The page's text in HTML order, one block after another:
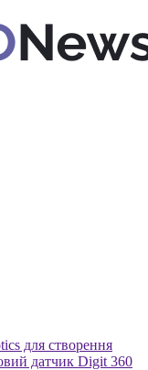
для створення
датчик Digit 360